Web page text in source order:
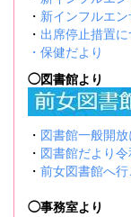
結成し、又はこれに加入し
法の規定によ
・ 新インフルエ
・ 出席停止措置
・ 保健だより
◯図書館より
・ 図書館一般開
・ 図書館だより
・ 前女図書館へ
◯事務室より